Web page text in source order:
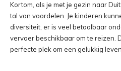
Kortom, als je met je gezin naar
tal van voordelen. Je kinderen
diversiteit, er is veel betaalbaar
vervoer beschikbaar om te reizen.
perfecte plek om een gelukkig